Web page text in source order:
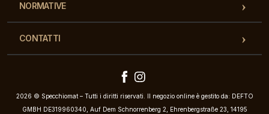
NORMATIVE
CONTATTI
2026 © Specchiomat – Tutti i diritti riservati. Il negozio online è gestito da: DEFTO
GMBH DE319960340, Auf Dem Schnorrenberg 2, Ehrenbergstraße 23, 14195